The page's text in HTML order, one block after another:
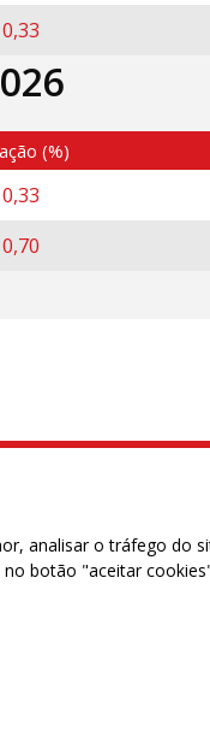
0,33
(%)
0,33
0,70
900
| 25.831.443 -
analisar o tráfego do
no botão "aceitar